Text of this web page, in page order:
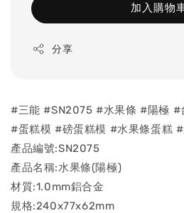
加入購物
分享
#三能 #SN2075 #水果條 #陽極 #
#蛋糕模 #磅蛋糕模 #水果條蛋糕
產品編號:SN2075
產品名稱:水果條(陽極)
材質:1.0mm鋁合金
規格:240x77x62mm